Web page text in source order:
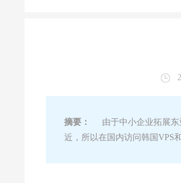
摘要：
由于中小企业拓展东
近，所以在国内访问韩国VPS